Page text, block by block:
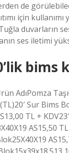
de
için
duvarların
ses iletimi
bims
AdıPomza
Sur Bims
TL +
AS15,50